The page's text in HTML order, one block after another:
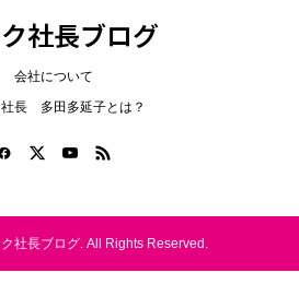
社長ブログ
会社について
社長 多田多延子とは？
社長ブログ. All Rights Reserved.